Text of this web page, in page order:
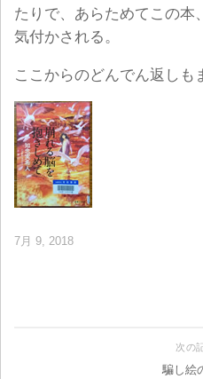
たりで、あらためてこの本
気付かされる。
ここからのどんでん返しも
7月 9, 2018
次の
騙し絵